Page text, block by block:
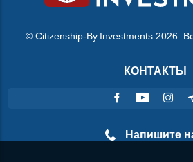
© Citizenship-By.Investments 2026.
КОНТАКТЫ
Напишите